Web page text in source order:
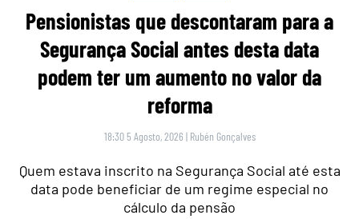
Pensionistas que descontaram para a
Segurança Social antes desta data
podem ter um aumento no valor da
reforma
18:30 5 Agosto, 2026 | Rubén Gonçalves
Quem estava inscrito na Segurança Social até esta
data pode beneficiar de um regime especial no
cálculo da pensão